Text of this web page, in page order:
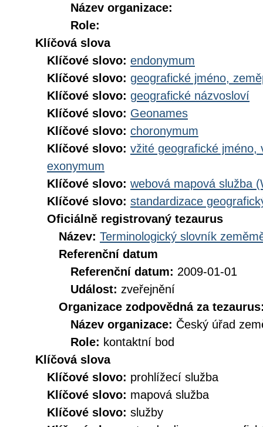
Název organizace:
Role:
Klíčová slova
Klíčové slovo: endonymum
Klíčové slovo: geografické jméno,
Klíčové slovo: geografické názvosloví
Klíčové slovo: Geonames
Klíčové slovo: choronymum
Klíčové slovo: vžité geografické jméno,
exonymum
Klíčové slovo: webová mapová služba
Klíčové slovo: standardizace
Oficiálně registrovaný tezaurus
Název: Terminologický slovník
Referenční datum
Referenční datum: 2009-01-01
Událost: zveřejnění
Organizace zodpovědná za
Název organizace: Český úřad
Role: kontaktní bod
Klíčová slova
Klíčové slovo: prohlížecí služba
Klíčové slovo: mapová služba
Klíčové slovo: služby